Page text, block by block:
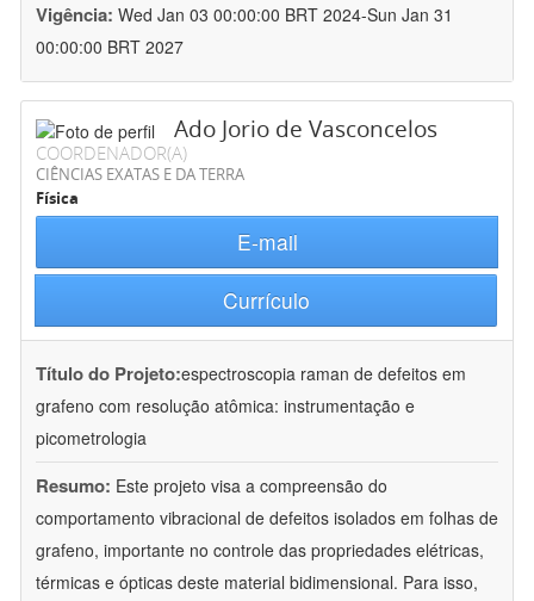
Vigência: Wed Jan 03 00:00:00 BRT 2024-Sun Jan 31
00:00:00 BRT 2027
Ado Jorio de Vasconcelos
COORDENADOR(A)
CIÊNCIAS EXATAS E DA TERRA
Física
E-mail
Currículo
Título do Projeto:espectroscopia raman de defeitos em
grafeno com resolução atômica: instrumentação e
picometrologia
Resumo: Este projeto visa a compreensão do
comportamento vibracional de defeitos isolados em folhas de
grafeno, importante no controle das propriedades elétricas,
térmicas e ópticas deste material bidimensional. Para isso,